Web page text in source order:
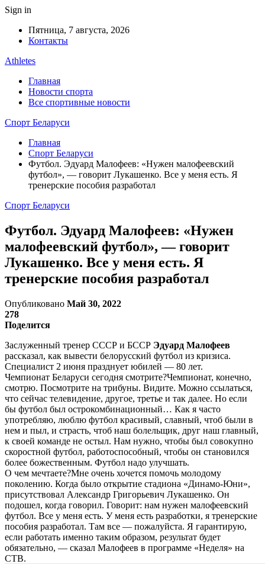
Sign in
Пятница, 7 августа, 2026
Контакты
Athletes
Главная
Новости спорта
Все спортивные новости
Спорт Беларуси
Главная
Спорт Беларуси
Футбол. Эдуард Малофеев: «Нужен малофеевский
футбол», — говорит Лукашенко. Все у меня есть. Я
тренерские пособия разработал
Спорт Беларуси
Футбол. Эдуард Малофеев: «Нужен
малофеевский футбол», — говорит
Лукашенко. Все у меня есть. Я
тренерские пособия разработал
Опубликовано Май 30, 2022
278
Поделится
Заслуженный тренер СССР и БССР Эдуард Малофеев
рассказал, как вывести белорусский футбол из кризиса.
Специалист 2 июня празднует юбилей — 80 лет.
Чемпионат Беларуси сегодня смотрите?Чемпионат, конечно,
смотрю. Посмотрите на трибуны. Видите. Можно ссылаться,
что сейчас телевидение, другое, третье и так далее. Но если
бы футбол был острокомбинационный… Как я часто
употребляю, люблю футбол красивый, славный, чтоб были в
нем и пыл, и страсть, чтоб наш болельщик, друг наш главный,
к своей команде не остыл. Нам нужно, чтобы был совокупно
скоростной футбол, работоспособный, чтобы он становился
более божественным. Футбол надо улучшать.
О чем мечтаете?Мне очень хочется помочь молодому
поколению. Когда было открытие стадиона «Динамо-Юни»,
присутствовал Александр Григорьевич Лукашенко. Он
подошел, когда говорил. Говорит: нам нужен малофеевский
футбол. Все у меня есть. У меня есть разработки, я тренерские
пособия разработал. Там все — пожалуйста. Я гарантирую,
если работать именно таким образом, результат будет
обязательно, — сказал Малофеев в программе «Неделя» на
СТВ.